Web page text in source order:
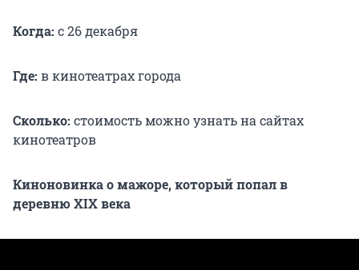
Когда: с 26 декабря
Где: в кинотеатрах города
Сколько: стоимость можно узнать на сайтах
кинотеатров
Киноновинка о мажоре, который попал в
деревню XIX века